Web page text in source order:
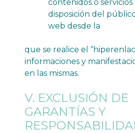
contenidos o servicios
disposición del
web desde la
que se realice el
informaciones y
en las mismas.
V. EXCLUSIÓN DE
GARANTÍAS Y